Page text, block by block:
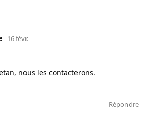
16 févr.
nous les contacterons.
Répondre